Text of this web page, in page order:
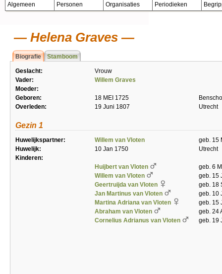
Algemeen Personen Organisaties Periodieken
Helena Graves
Biografie Stamboom
Geslacht:
Vrouw
Vader:
Willem Graves
Moeder:
Geboren:
18 MEI 1725
Overleden:
19 Juni 1807 Utrecht
Gezin 1
Huwelijkspartner: Willem van Vloten
geb. 15
Huwelijk:
10 Jan 1750
Utrecht
Kinderen:
Huijbert van Vloten
geb. 6
Willem van Vloten
geb. 15
Geertruijda van Vloten
geb. 18
Jan Martinus van Vloten
geb. 10
Martina Adriana van Vloten
geb. 15
Abraham van Vloten
geb. 24
Cornelius Adrianus van Vloten
geb. 19